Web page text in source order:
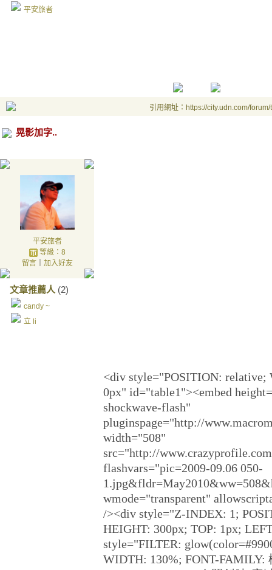
平安旅者
引用網址：https://city.udn.com/
晃影加字..
平安旅者
等級：8
留言｜ 加入好友
文章推薦人 (2)
candy ~
立 li
<div style="POSITION:
0px" id="table1"><embed
shockwave-flash"
pluginspage="http://
width="508"
src="http://
flashvars="pic=2009-09.06 050-
wmode="transparent"
/><div style="Z-INDEX: 1;
HEIGHT: 300px; TOP: 1px;
style="FILTER:
WIDTH: 130%; FONT-